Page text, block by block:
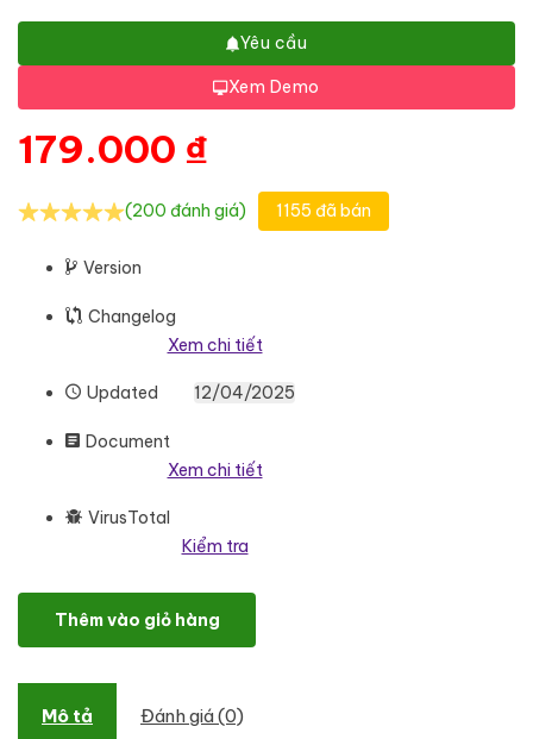
Yêu cầu
Xem Demo
179.000 ₫
(200 đánh giá) 1155 đã bán
Version
Changelog
Xem chi tiết
Updated 12/04/2025
Document
Xem chi tiết
VirusTotal
Kiểm tra
FastKar — Car Rental WordPress Elementor Template Kit
Thêm vào giỏ hàng
Mô tả Đánh giá (0)